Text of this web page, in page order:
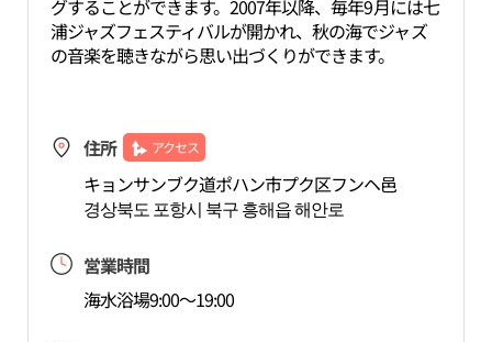
グすることができます。2007年以降、毎年9月には七
浦ジャズフェスティバルが開かれ、秋の海でジャズ
の音楽を聴きながら思い出づくりができます。
住所 アクセス
キョンサンブク道ポハン市プク区フンヘ邑
경상북도 포항시 북구 흥해읍 해안로
営業時間
海水浴場9:00～19:00